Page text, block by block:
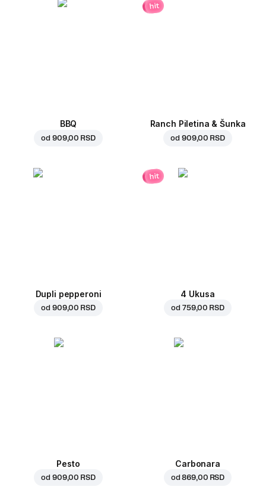
BBQ
od 909,00 RSD
hit
Ranch Piletina & Šunka
od 909,00 RSD
Dupli pepperoni
od 909,00 RSD
hit
4 Ukusa
od 759,00 RSD
Pesto
od 909,00 RSD
Carbonara
od869,00 RSD